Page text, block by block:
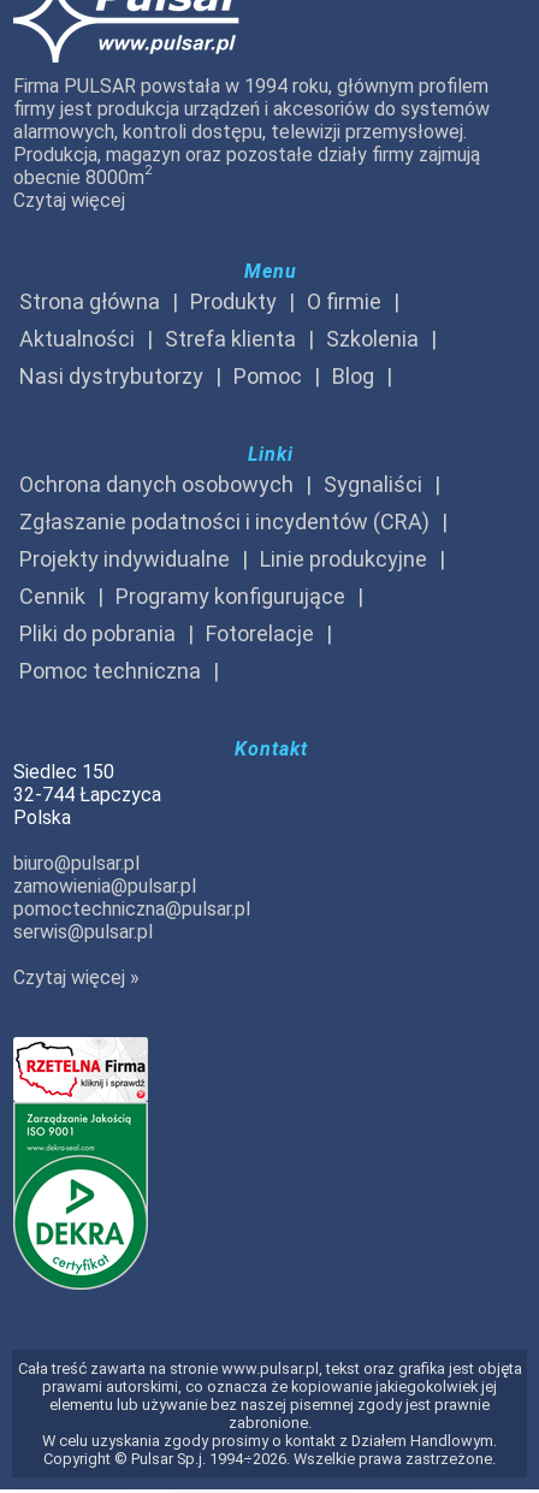
Firma PULSAR powstała w 1994 roku, głównym profilem
firmy jest produkcja urządzeń i akcesoriów do systemów
alarmowych, kontroli dostępu, telewizji przemysłowej.
Produkcja, magazyn oraz pozostałe działy firmy zajmują
obecnie 8000m2
Czytaj więcej
Menu
Strona główna Produkty
O firmie
Aktualności
Strefa klienta
Szkolenia
Nasi dystrybutorzy
Pomoc Blog
Linki
Ochrona danych osobowych
Sygnaliści
Zgłaszanie podatności i incydentów (CRA)
Projekty indywidualne
Linie produkcyjne
Cennik
Programy konfigurujące
Pliki do pobrania
Fotorelacje
Pomoc techniczna
Kontakt
Siedlec 150
32-744 Łapczyca
Polska
biuro@pulsar.pl
zamowienia@pulsar.pl
pomoctechniczna@pulsar.pl
serwis@pulsar.pl
Czytaj więcej »
Cała treść zawarta na stronie www.pulsar.pl, tekst oraz grafika jest objęta
prawami autorskimi, co oznacza że kopiowanie jakiegokolwiek jej
elementu lub używanie bez naszej pisemnej zgody jest prawnie
zabronione.
W celu uzyskania zgody prosimy o kontakt z Działem Handlowym.
Copyright © Pulsar Sp.j. 1994÷2026. Wszelkie prawa zastrzeżone.